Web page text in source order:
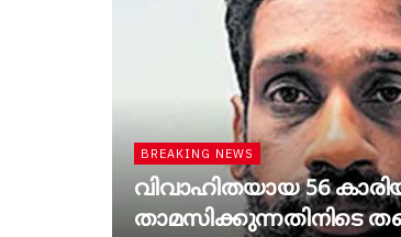
BREAKING NEWS
വിവാഹിതയായ 56
താമസിക്കുന്നതിനിടെ